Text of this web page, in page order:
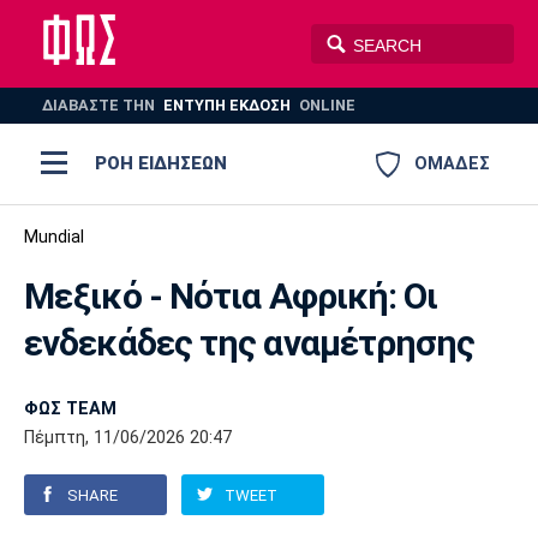
ΔΙΑΒΑΣΤΕ THN ΕΝΤΥΠΗ ΕΚΔΟΣΗ ONLINE
ΟΜΑΔΕΣ
ΡΟΗ ΕΙΔΗΣΕΩΝ
AUTO-MOTO
Ποδόσφαιρο
Super League 1
Super League 2
Γ Εθνική
Ελλάδα
Μπάσκετ
Ελλάδα
Εθνική
EuroLeague
Ολυμπιακοί Αγώνες
Βόλεϊ
Πόλο
Ολυμπιακός ΑΕΚ ΠΑΟΚ
Παναθηναϊκός Ατρόμητος
Mundial
Μεξικό - Νότια Αφρική: Οι
ενδεκάδες της αναμέτρησης
ΦΩΣ TEAM
Πέμπτη, 11/06/2026 20:47
SHARE TWEET